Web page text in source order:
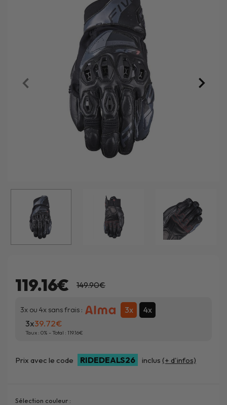
119.16€ 149.90€
3x ou 4x sans frais : 3x 4x
3x39.72
Taux : 0% - Total : 119.16
Prix avec le code RIDEDEALS26 inclus (+ d'infos)
Sélection couleur :